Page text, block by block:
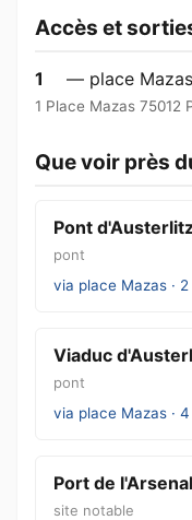
Accès et
1 — place Mazas
1 Place Mazas 75012
Que voir près
Pont
pont
via place Mazas ·
Viaduc
pont
via place Mazas ·
Port de l'Arsenal
site notable